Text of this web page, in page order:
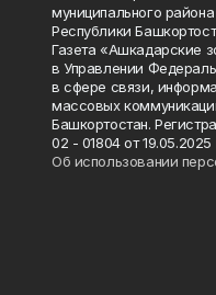
муниципального
Республики
Газета «Ашкадарские
в Управлении
в сфере связи,
массовых
Башкортостан.
02 - 01804 от 19.05.2025
Об использовании